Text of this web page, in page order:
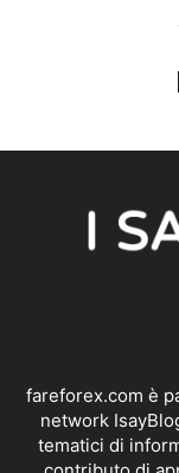
fareforex.com è
network
tematici di